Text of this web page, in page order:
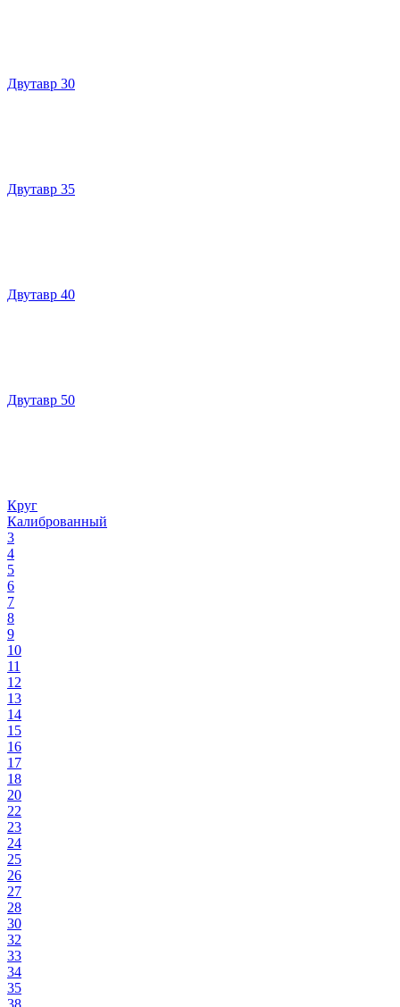
Двутавр 30
Двутавр 35
Двутавр 40
Двутавр 50
Круг
Калиброванный
3
4
5
6
7
8
9
10
11
12
13
14
15
16
17
18
20
22
23
24
25
26
27
28
30
32
33
34
35
38